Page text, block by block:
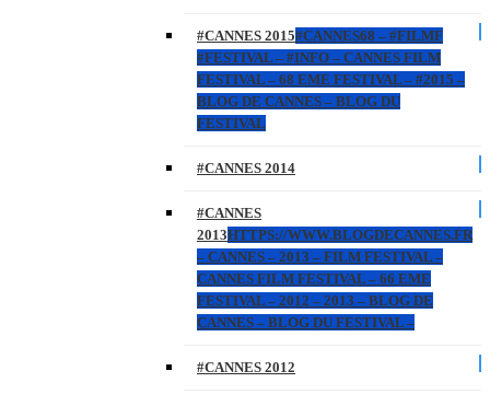
#CANNES 2015#CANNES68 – #FILMF
#FESTIVAL – #INFO – CANNES FILM
FESTIVAL – 68 EME FESTIVAL – #2015 –
BLOG DE CANNES – BLOG DU
FESTIVAL
#CANNES 2014
#CANNES
2013HTTPS://WWW.BLOGDECANNES.FR
– CANNES – 2013 – FILM FESTIVAL –
CANNES FILM FESTIVAL – 66 EME
FESTIVAL – 2012 – 2013 – BLOG DE
CANNES – BLOG DU FESTIVAL –
#CANNES 2012